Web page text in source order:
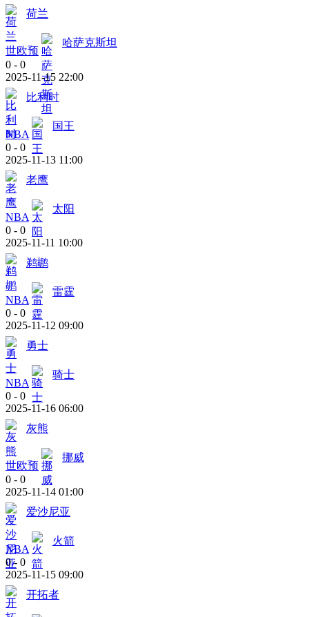
荷兰
世欧预
哈萨克斯坦
0 - 0
2025-11-15 22:00
比利时
NBA
国王
0 - 0
2025-11-13 11:00
老鹰
NBA
太阳
0 - 0
2025-11-11 10:00
鹈鹕
NBA
雷霆
0 - 0
2025-11-12 09:00
勇士
NBA
骑士
0 - 0
2025-11-16 06:00
灰熊
世欧预
挪威
0 - 0
2025-11-14 01:00
爱沙尼亚
NBA
火箭
0 - 0
2025-11-15 09:00
开拓者